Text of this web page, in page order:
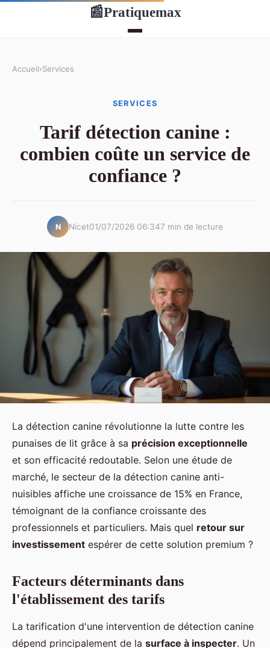
📰Pratiquemax
Accueil›Services
SERVICES
Tarif détection canine :
combien coûte un service de
confiance ?
N Nicet01/07/2026 06:347 min de lecture
La détection canine révolutionne la lutte contre les
punaises de lit grâce à sa précision exceptionnelle
et son efficacité redoutable. Selon une étude de
marché, le secteur de la détection canine anti-
nuisibles affiche une croissance de 15% en France,
témoignant de la confiance croissante des
professionnels et particuliers. Mais quel retour sur
investissement espérer de cette solution premium ?
Facteurs déterminants dans
l'établissement des tarifs
La tarification d'une intervention de détection canine
dépend principalement de la surface à inspecter. Un